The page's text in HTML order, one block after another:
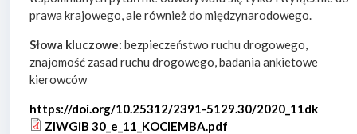
prawa krajowego, ale również do międzynarodowego.
Słowa kluczowe:bezpieczeństwo ruchu drogowego,
znajomość zasad ruchu drogowego, badania ankietowe
kierowców
https://doi.org/10.25312/2391-5129.30/2020_11dk
ZIWGiB 30_e_11_KOCIEMBA.pdf